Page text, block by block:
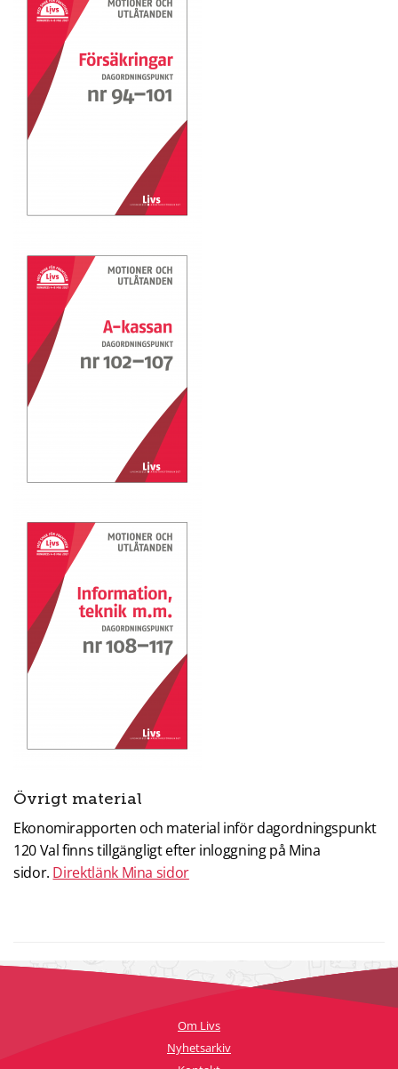
Övrigt material
Ekonomirapporten och material inför dagordningspunkt
120 Val finns tillgängligt efter inloggning på Mina
sidor. Direktlänk Mina sidor
Om Livs
Nyhetsarkiv